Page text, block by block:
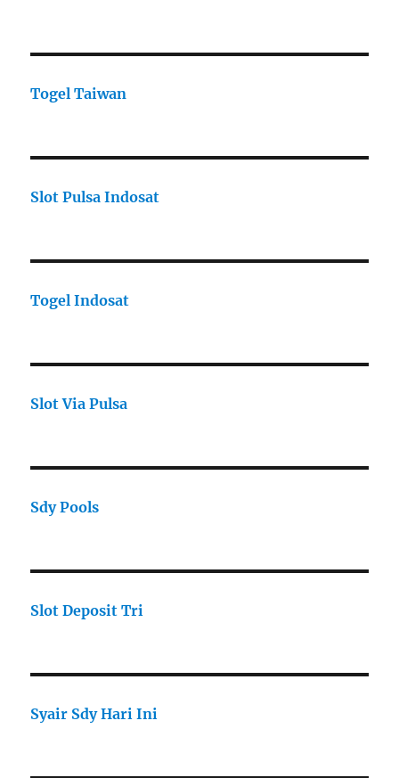
Togel Taiwan
Slot Pulsa Indosat
Togel Indosat
Slot Via Pulsa
Sdy Pools
Slot Deposit Tri
Syair Sdy Hari Ini